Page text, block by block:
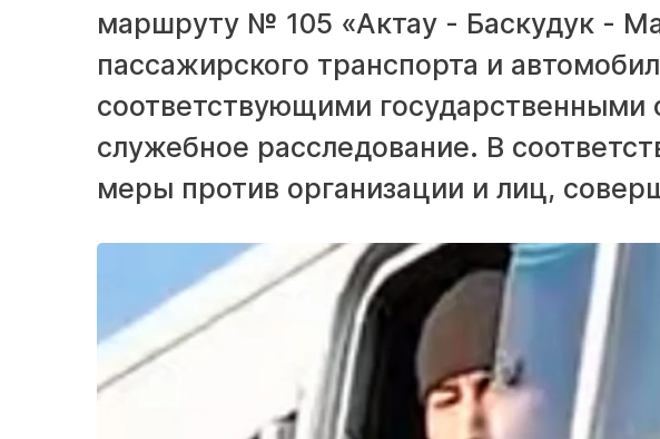
маршруту № 105 «Актау - Баскудук -
пассажирского транспорта и
соответствующими государственными
служебное расследование. В
меры против организации и лиц,